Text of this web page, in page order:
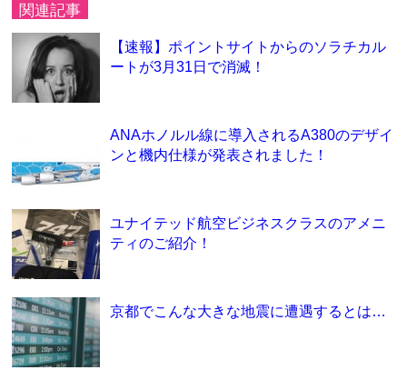
関連記事
【速報】ポイントサイトからのソラチカル
ートが3月31日で消滅！
ANAホノルル線に導入されるA380のデザイ
ンと機内仕様が発表されました！
ユナイテッド航空ビジネスクラスのアメニ
ティのご紹介！
京都でこんな大きな地震に遭遇するとは…